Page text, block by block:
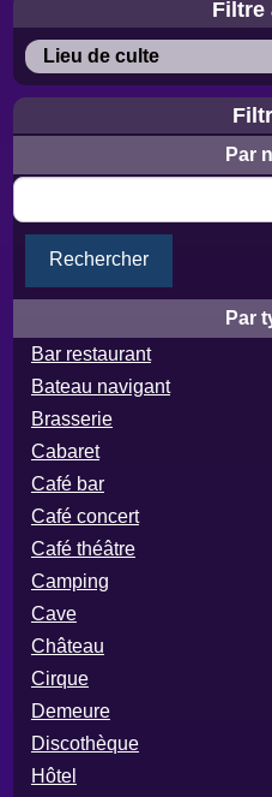
Filtre
Lieu de culte
Par
Rechercher
Par
Bar restaurant
Bateau navigant
Brasserie
Cabaret
Café bar
Café concert
Café théâtre
Camping
Cave
Château
Cirque
Demeure
Discothèque
Hôtel